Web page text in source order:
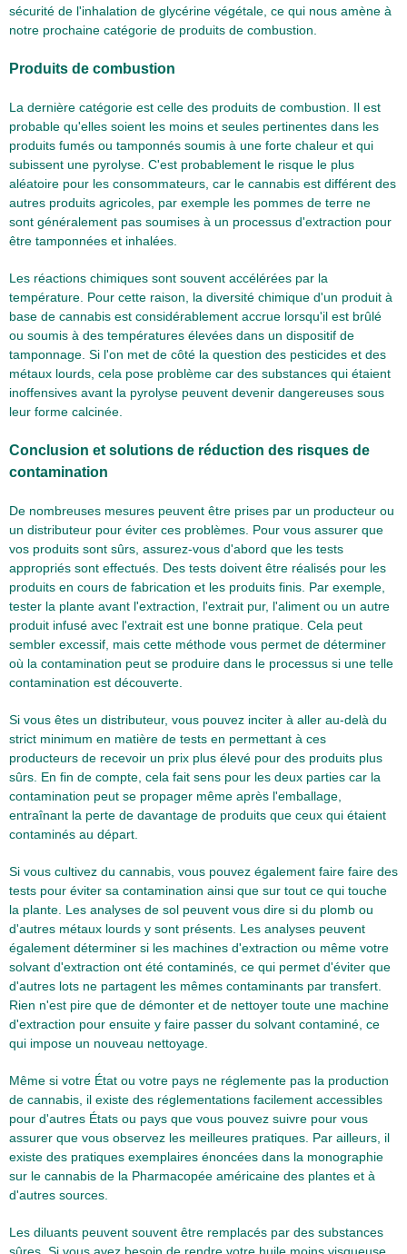
sécurité de l'inhalation de glycérine végétale, ce qui nous amène à
notre prochaine catégorie de produits de combustion.
Produits de combustion
La dernière catégorie est celle des produits de combustion. Il est
probable qu'elles soient les moins et seules pertinentes dans les
produits fumés ou tamponnés soumis à une forte chaleur et qui
subissent une pyrolyse. C'est probablement le risque le plus
aléatoire pour les consommateurs, car le cannabis est différent des
autres produits agricoles, par exemple les pommes de terre ne
sont généralement pas soumises à un processus d'extraction pour
être tamponnées et inhalées.
Les réactions chimiques sont souvent accélérées par la
température. Pour cette raison, la diversité chimique d'un produit à
base de cannabis est considérablement accrue lorsqu'il est brûlé
ou soumis à des températures élevées dans un dispositif de
tamponnage. Si l'on met de côté la question des pesticides et des
métaux lourds, cela pose problème car des substances qui étaient
inoffensives avant la pyrolyse peuvent devenir dangereuses sous
leur forme calcinée.
Conclusion et solutions de réduction des risques de
contamination
De nombreuses mesures peuvent être prises par un producteur ou
un distributeur pour éviter ces problèmes. Pour vous assurer que
vos produits sont sûrs, assurez-vous d'abord que les tests
appropriés sont effectués. Des tests doivent être réalisés pour les
produits en cours de fabrication et les produits finis. Par exemple,
tester la plante avant l'extraction, l'extrait pur, l'aliment ou un autre
produit infusé avec l'extrait est une bonne pratique. Cela peut
sembler excessif, mais cette méthode vous permet de déterminer
où la contamination peut se produire dans le processus si une telle
contamination est découverte.
Si vous êtes un distributeur, vous pouvez inciter à aller au-delà du
strict minimum en matière de tests en permettant à ces
producteurs de recevoir un prix plus élevé pour des produits plus
sûrs. En fin de compte, cela fait sens pour les deux parties car la
contamination peut se propager même après l'emballage,
entraînant la perte de davantage de produits que ceux qui étaient
contaminés au départ.
Si vous cultivez du cannabis, vous pouvez également faire faire des
tests pour éviter sa contamination ainsi que sur tout ce qui touche
la plante. Les analyses de sol peuvent vous dire si du plomb ou
d'autres métaux lourds y sont présents. Les analyses peuvent
également déterminer si les machines d'extraction ou même votre
solvant d'extraction ont été contaminés, ce qui permet d'éviter que
d'autres lots ne partagent les mêmes contaminants par transfert.
Rien n'est pire que de démonter et de nettoyer toute une machine
d'extraction pour ensuite y faire passer du solvant contaminé, ce
qui impose un nouveau nettoyage.
Même si votre État ou votre pays ne réglemente pas la production
de cannabis, il existe des réglementations facilement accessibles
pour d'autres États ou pays que vous pouvez suivre pour vous
assurer que vous observez les meilleures pratiques. Par ailleurs, il
existe des pratiques exemplaires énoncées dans la monographie
sur le cannabis de la Pharmacopée américaine des plantes et à
d'autres sources.
Les diluants peuvent souvent être remplacés par des substances